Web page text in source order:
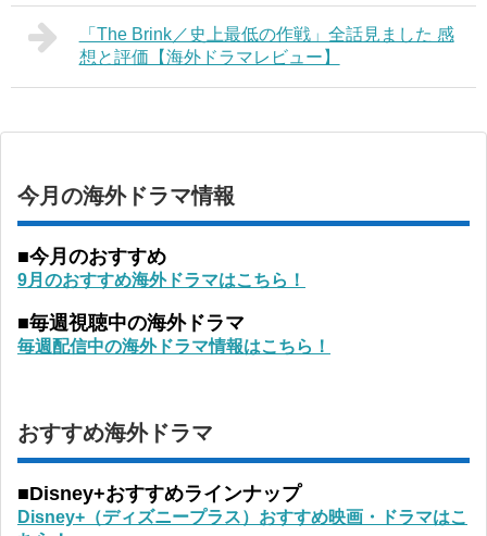
「The Brink／史上最低の作戦」全話見ました 感
想と評価【海外ドラマレビュー】
今月の海外ドラマ情報
■今月のおすすめ
9月のおすすめ海外ドラマはこちら！
■毎週視聴中の海外ドラマ
毎週配信中の海外ドラマ情報はこちら！
おすすめ海外ドラマ
■Disney+おすすめラインナップ
Disney+（ディズニープラス）おすすめ映画・ドラマはこ